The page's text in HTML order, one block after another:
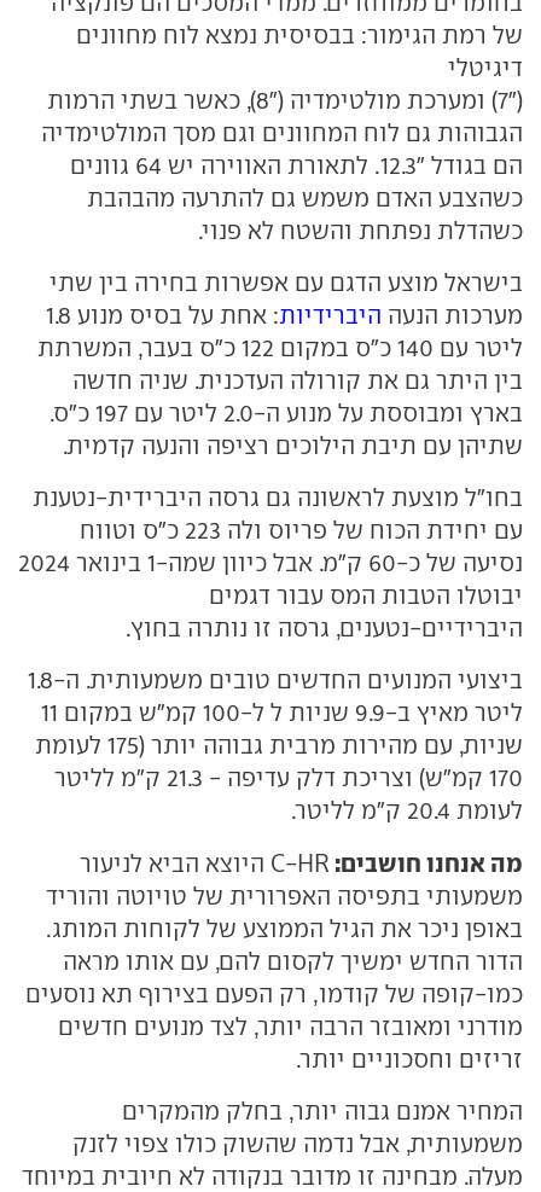
של רמת הגימור: בבסיסית נמצא לוח מחוונים
דיגיטלי
("7) ומערכת מולטימדיה ("8), כאשר בשתי הרמות
הגבוהות גם לוח המחוונים וגם מסך המולטימדיה
הם בגודל "12.3. לתאורת האווירה יש 64 גוונים
כשהצבע האדם משמש גם להתרעה מהבהבת
כשהדלת נפתחת והשטח לא פנוי.
בישראל מוצע הדגם עם אפשרות בחירה בין שתי
מערכות הנעה היברידיות
: אחת על בסיס מנוע 1.8
ליטר עם 140 כ"ס במקום 122 כ"ס בעבר, המשרתת
בין היתר גם את קורולה העדכנית. שניה חדשה
בארץ ומבוססת על מנוע ה-2.0 ליטר עם 197 כ"ס.
שתיהן עם תיבת הילוכים רציפה והנעה קדמית.
בחו"ל מוצעת לראשונה גם גרסה היברידית-נטענת
עם יחידת הכוח של פריוס ולה 223 כ"ס וטווח
נסיעה של כ-60 ק"מ. אבל כיוון שמה-1 בינואר 2024
יבוטלו הטבות המס עבור דגמים
היברידיים-נטענים, גרסה זו נותרה בחוץ.
ביצועי המנועים החדשים טובים משמעותית. ה-1.8
ליטר מאיץ ב-9.9 שניות ל ל-100 קמ"ש במקום 11
שניות, עם מהירות מרבית גבוהה יותר (175 לעומת
170 קמ"ש) וצריכת דלק עדיפה - 21.3 ק"מ לליטר
לעומת 20.4 ק"מ לליטר.
מה אנחנו חושבים:
C-HR היוצא הביא לניעור
משמעותי בתפיסה האפרורית של טויוטה והוריד
באופן ניכר את הגיל הממוצע של לקוחות המותג.
הדור החדש ימשיך לקסום להם, עם אותו מראה
כמו-קופה של קודמו, רק הפעם בצירוף תא נוסעים
מודרני ומאובזר הרבה יותר, לצד מנועים חדשים
זריזים וחסכוניים יותר.
המחיר אמנם גבוה יותר, בחלק מהמקרים
משמעותית, אבל נדמה שהשוק כולו צפוי לזנק
מעלה. מבחינה זו מדובר בנקודה לא חיובית במיוחד